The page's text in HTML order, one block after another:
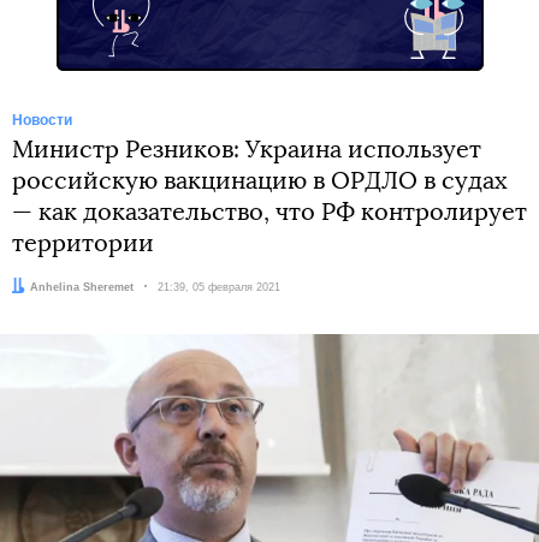
Новости
Министр Резников: Украина использует
российскую вакцинацию в ОРДЛО в судах
— как доказательство, что РФ контролирует
территории
Автор:
Anhelina Sheremet Дата:
21:39, 05 февраля 2021